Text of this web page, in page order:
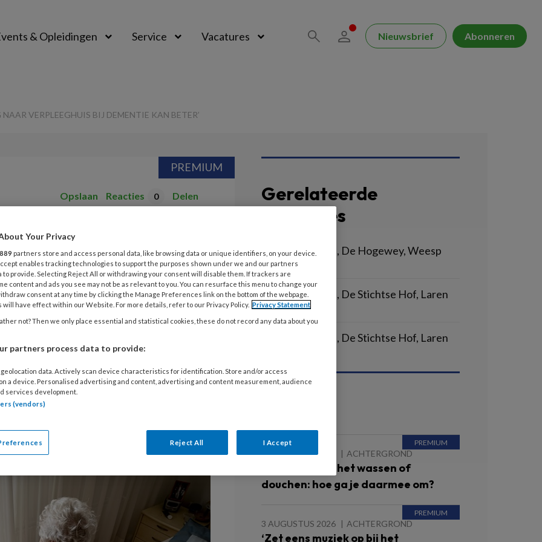
& Opleidingen Service Vacatures Nieuwsbrief Abonneren
VERPLEEGHUIS BIJ DEMENTIE KAN BETER’
Opslaan Reacties 0 Delen
naar
dementie kan
verpleeghuis wordt door veel
mantelzorgers als abrupt en heftig
van Lindsay Groenvynck aan de
Leuven. Ze geeft handvatten
PREMIUM
Gerelateerde
vacatures
Verzorgende IG, De Hogewey, Weesp
VIVIUM | WEESP
Helpende (Plus), De Stichtse Hof, Laren
VIVIUM | LAREN
Verzorgende IG, De Stichtse Hof, Laren
7 AUGUSTUS 2026 ACHTERGROND
Weerstand bij het wassen of
douchen: hoe ga je daarmee om?
3 AUGUSTUS 2026 ACHTERGROND
‘Zet eens muziek op bij het
Your Privacy
889 partners store and access personal data, like browsing data or unique identifiers, on your device.
enables tracking technologies to support the purposes shown under we and our partners
to provide. Selecting Reject All or withdrawing your consent will disable them. If trackers are
content and ads you see may not be as relevant to you. You can resurface this menu to change your
consent at any time by clicking the Manage Preferences link on the bottom of the webpage.
will have effect within our Website. For more details, refer to our Privacy Policy. Privacy Statement
not? Then we only place essential and statistical cookies, these do not record any data about you
partners process data to provide:
data. Actively scan device characteristics for identification. Store and/or access
a device. Personalised advertising and content, advertising and content measurement, audience
services development.
(vendors)
Reject All I Accept